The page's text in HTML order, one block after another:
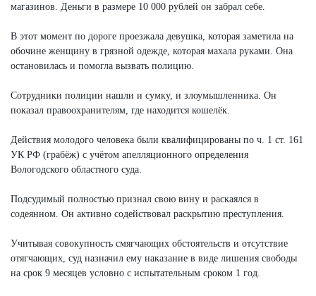
магазинов. Деньги в размере 10 000 рублей он забрал себе.
В этот момент по дороге проезжала девушка, которая заметила на
обочине женщину в грязной одежде, которая махала руками. Она
остановилась и помогла вызвать полицию.
Сотрудники полиции нашли и сумку, и злоумышленника. Он
показал правоохранителям, где находится кошелёк.
Действия молодого человека были квалифицированы по ч. 1 ст. 161
УК РФ (грабёж) с учётом апелляционного определения
Вологодского областного суда.
Подсудимый полностью признал свою вину и раскаялся в
содеянном. Он активно содействовал раскрытию преступления.
Учитывая совокупность смягчающих обстоятельств и отсутствие
отягчающих, суд назначил ему наказание в виде лишения свободы
на срок 9 месяцев условно с испытательным сроком 1 год.